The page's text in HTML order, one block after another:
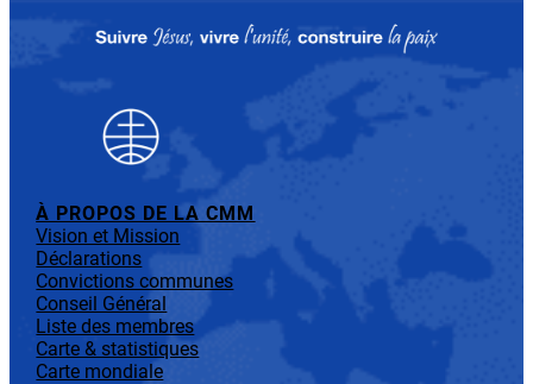
À PROPOS DE LA CMM
Vision et Mission
Déclarations
Convictions communes
Conseil Général
Liste des membres
Carte & statistiques
Carte mondiale